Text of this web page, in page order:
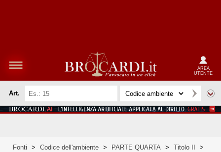
AREA
UTENTE
Art.
Fonti > Codice dell'ambiente > PARTE QUARTA > Titolo II
>